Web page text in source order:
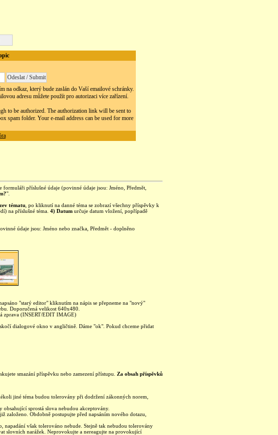
na odkaz, který bude zaslán do Vaší emailové schránky.
adresu můžete použít pro autorizaci více zařízení.
to be authorized. The authorization link will be sent to
spam folder. Your e-mail address can be used for more
formuláři příslušné údaje (povinné údaje jsou: Jméno, Předmět,
".
tématu , po kliknutí na danné téma se zobrazí všechny příspěvky k
na příslušné téma. 4) Datum určuje datum vložení, popřípadě
údaje jsou: Jméno nebo značka, Předmět - doplněno
"starý editor" kliknutím na nápis se přepneme na "nový"
Doporučená velikost 640x480.
zprava (INSERT/EDIT IMAGE)
dialogové okno v angličtině. Dáme "ok". Pokud chceme přidat
smazání příspěvku nebo zamezení přístupu. Za obsah příspěvků
jiné téma budou tolerovány při dodržení zákonných norem,
sprostá slova nebudou akceptovány.
založeno. Obdobně postupujte před napsáním nového dotazu,
napadání však tolerováno nebude. Stejně tak nebudou tolerovány
slovních narážek. Neprovokujte a nereagujte na provokující